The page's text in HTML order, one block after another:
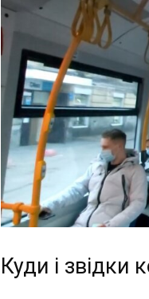
Куди і звідки